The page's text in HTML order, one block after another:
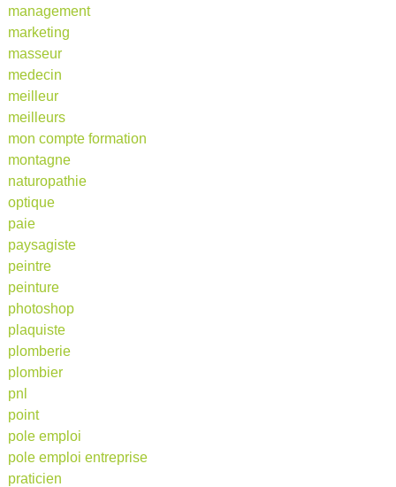
management
marketing
masseur
medecin
meilleur
meilleurs
mon compte formation
montagne
naturopathie
optique
paie
paysagiste
peintre
peinture
photoshop
plaquiste
plomberie
plombier
pnl
point
pole emploi
pole emploi entreprise
praticien